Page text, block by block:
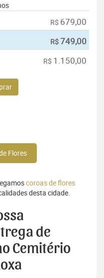
R$ 679,00
R$749,00
R$ 1.150,00
Flores
coroas de flores
desta cidade.
de
Cemitério